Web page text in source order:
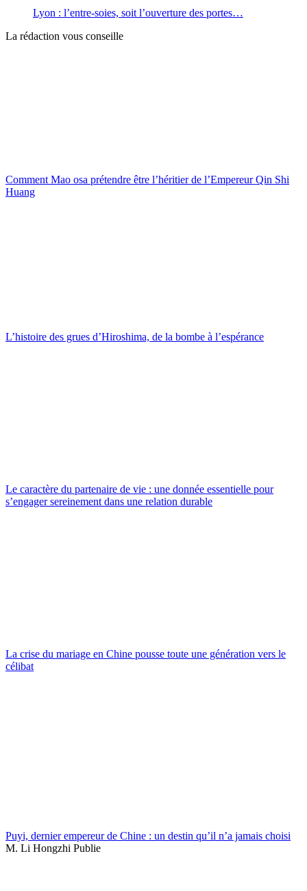
Lyon : l’entre-soies, soit l’ouverture des portes…
La rédaction vous conseille
Comment Mao osa prétendre être l’héritier de l’Empereur Qin Shi
Huang
L’histoire des grues d’Hiroshima, de la bombe à l’espérance
Le caractère du partenaire de vie : une donnée essentielle pour
s’engager sereinement dans une relation durable
La crise du mariage en Chine pousse toute une génération vers le
célibat
Puyi, dernier empereur de Chine : un destin qu’il n’a jamais choisi
M. Li Hongzhi Publie